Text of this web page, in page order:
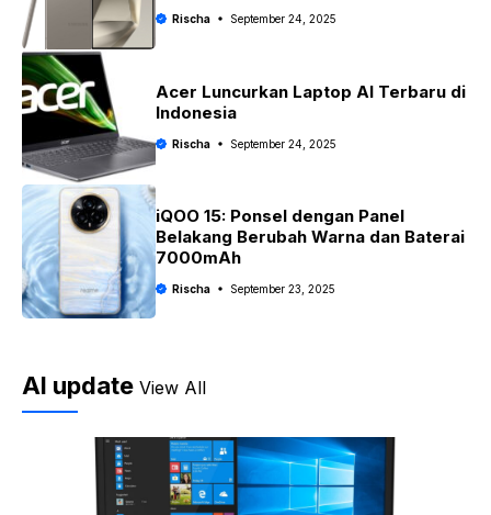
Rischa September 24, 2025
Acer Luncurkan Laptop AI Terbaru di
Indonesia
Rischa September 24, 2025
iQOO 15: Ponsel dengan Panel
Belakang Berubah Warna dan Baterai
7000mAh
Rischa September 23, 2025
AI update View All